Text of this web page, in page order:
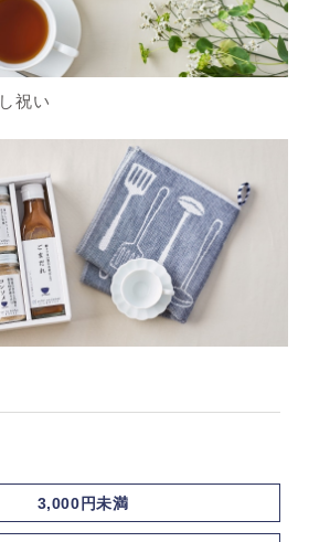
祝い
3,000円未満